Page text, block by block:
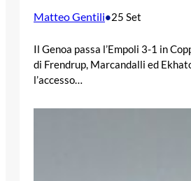
Matteo Gentili•25 Set
Il Genoa passa l’Empoli 3-1 in
di Frendrup, Marcandalli ed
l’accesso…